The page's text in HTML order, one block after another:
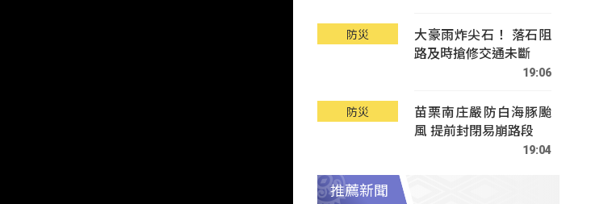
防災
大豪雨炸尖石！ 落石阻
路及時搶修交通未斷
19:06
防災
苗栗南庄嚴防白海豚颱
風 提前封閉易崩路段
19:04
推薦新聞